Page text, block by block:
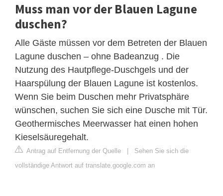
Muss man vor der Blauen Lagune
duschen?
Alle Gäste müssen vor dem Betreten der Blauen
Lagune duschen – ohne Badeanzug . Die
Nutzung des Hautpflege-Duschgels und der
Haarspülung der Blauen Lagune ist kostenlos.
Wenn Sie beim Duschen mehr Privatsphäre
wünschen, suchen Sie sich eine Dusche mit Tür.
Geothermisches Meerwasser hat einen hohen
Kieselsäuregehalt.
Antrag auf Entfernung der Quelle
Sehen Sie sich die
vollständige Antwort auf translate.google.com an